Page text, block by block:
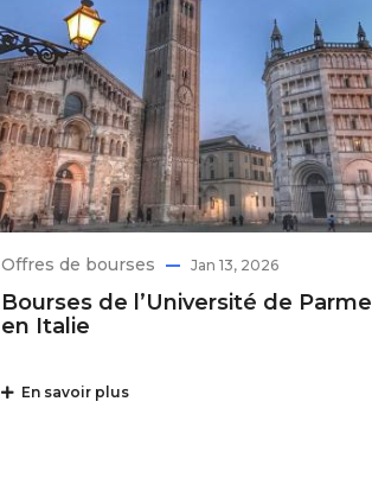
Offres de bourses Jan 13, 2026
Bourses de l’Université de Parme
en Italie
En savoir plus